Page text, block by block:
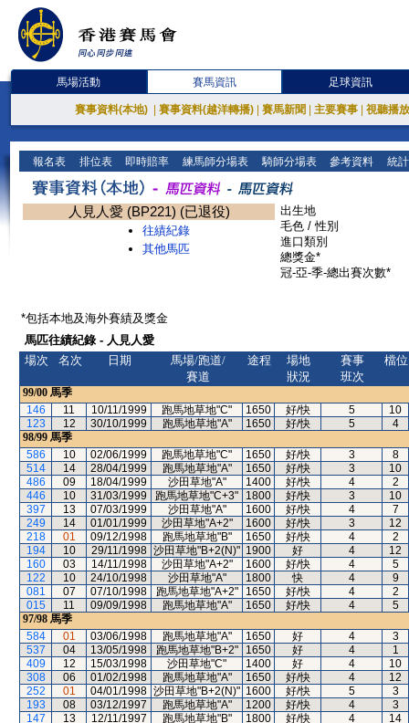
馬場活動 賽馬資訊 足球資訊
賽事資料(本地) 賽事資料(越洋轉播) 賽馬新聞 主要賽事 視聽播
報名表 排位表 即時賠率 練馬師分場表 騎師分場表 參考資料 統
人見人愛 (BP221) (已退役)
往績紀錄
其他馬匹
出生地
毛色 / 性別
進口類別
總獎金*
冠-亞-季-總出賽次數*
*包括本地及海外賽績及獎金
馬匹往績紀錄 - 人見人愛
場次
名次 日期
馬場/跑道/
賽道
途程
場地
狀況
賽事
班次
檔位
99/00 馬季
146
11 10/11/1999 跑馬地草地"C" 1650 好/快 5
10
123
12 30/10/1999 跑馬地草地"A" 1650 好/快 5
4
98/99 馬季
586
10 02/06/1999 跑馬地草地"C" 1650 好/快 3
8
514
14 28/04/1999 跑馬地草地"A" 1650 好/快 3
10
486
09 18/04/1999 沙田草地"A" 1400 好/快 4
2
446
10 31/03/1999 跑馬地草地"C+3" 1800 好/快 3
10
397
13 07/03/1999 沙田草地"A" 1600 好/快 4
7
249
14 01/01/1999 沙田草地"A+2" 1600 好/快 3
12
218
01 09/12/1998 跑馬地草地"B" 1650 好/快 4
2
194
10 29/11/1998 沙田草地"B+2(N)" 1900 好 4
12
160
03 14/11/1998 沙田草地"A+2" 1600 好/快 4
5
122
10 24/10/1998 沙田草地"A" 1800 快 4
9
081
07 07/10/1998 跑馬地草地"A+2" 1650 好/快 4
2
015
11 09/09/1998 跑馬地草地"A" 1650 好/快 4
5
97/98 馬季
584
01 03/06/1998 跑馬地草地"A" 1650 好 4
3
537
04 13/05/1998 跑馬地草地"B+2" 1650 好 4
1
409
12 15/03/1998 沙田草地"C" 1400 好 4
10
308
06 01/02/1998 跑馬地草地"A" 1650 好/快 4
12
252
01 04/01/1998 沙田草地"B+2(N)" 1600 好/快 5
3
193
08 03/12/1997 跑馬地草地"A" 1200 好/快 4
3
147
13 12/11/1997 跑馬地草地"B" 1800 好/快 4
14